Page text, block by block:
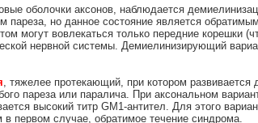
оболочки аксонов, наблюдается
пареза, но данное состояние является
могут вовлекаться только передние корешки
нервной системы. Демиелинизирующий
, тяжелее протекающий, при котором развивается
пареза или паралича. При аксональном
высокий титр GM1-антител. Для этого
первом случае, обратимое течение синдрома.